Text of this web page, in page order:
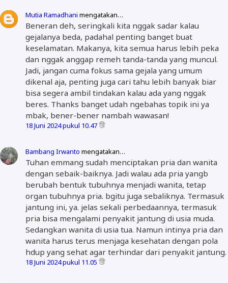
Mutia Ramadhani mengatakan…
Beneran deh, seringkali kita nggak sadar kalau
gejalanya beda, padahal penting banget buat
keselamatan. Makanya, kita semua harus lebih peka
dan nggak anggap remeh tanda-tanda yang muncul.
Jadi, jangan cuma fokus sama gejala yang umum
dikenal aja, penting juga cari tahu lebih banyak biar
bisa segera ambil tindakan kalau ada yang nggak
beres. Thanks banget udah ngebahas topik ini ya
mbak, bener-bener nambah wawasan!
18 Juni 2024 pukul 10.47
Bambang Irwanto mengatakan…
Tuhan emmang sudah menciptakan pria dan wanita
dengan sebaik-baiknya. Jadi walau ada pria yangb
berubah bentuk tubuhnya menjadi wanita, tetap
organ tubuhnya pria. bgitu juga sebaliknya. Termasuk
jantung ini, ya. jelas sekali perbedaannya, termasuk
pria bisa mengalami penyakit jantung di usia muda.
Sedangkan wanita di usia tua. Namun intinya pria dan
wanita harus terus menjaga kesehatan dengan pola
hdup yang sehat agar terhindar dari penyakit jantung.
18 Juni 2024 pukul 11.05